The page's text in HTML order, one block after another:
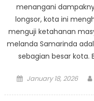
menangani
longsor, kota ini
menguji ketahanan
melanda Samarinda
sebagian besar kota.
Posted
January 18, 2026